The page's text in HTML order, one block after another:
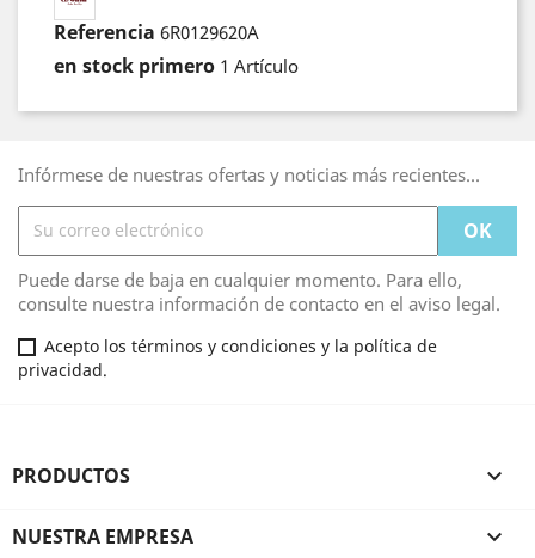
Referencia 6R0129620A
en stock primero 1 Artículo
Infórmese de nuestras ofertas y noticias más recientes...
Puede darse de baja en cualquier momento. Para ello,
consulte nuestra información de contacto en el aviso legal.
Acepto los términos y condiciones y la política de
privacidad.
PRODUCTOS 
NUESTRA EMPRESA 